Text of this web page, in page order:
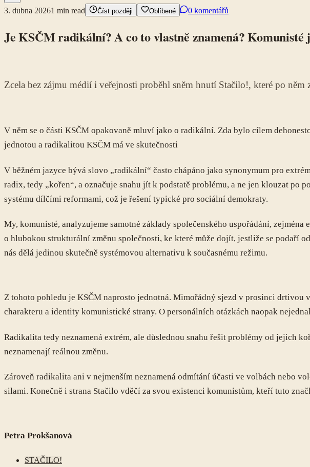
3. dubna 20261 min read Číst později Oblíbené 0 komentářů
Je KSČM radikální? A co to vlastně znamená? Komunisté
Zcela bez zájmu médií i veřejnosti proběhl sněm hnutí Stačilo!, které po něm
V něm se o části KSČM opakovaně mluví jako o radikální. Zda bylo cílem
jednotou a radikalitou KSČM má ve skutečnosti
V běžném jazyce bývá slovo „radikální“ často chápáno jako synonymum pro
radix, tedy „kořen“, a označuje snahu jít k podstatě problému, a ne jen klouzat
systému dílčími reformami, což je řešení typické pro sociální demokraty.
My, komunisté, analyzujeme samotné základy společenského uspořádání,
o hlubokou strukturální změnu společnosti, ke které může dojít, jestliže se podaří
nás dělá jedinou skutečně systémovou alternativu k současnému režimu.
Z tohoto pohledu je KSČM naprosto jednotná. Mimořádný sjezd v prosinci
charakteru a identity komunistické strany. O personálních otázkách naopak
Radikalita tedy neznamená extrém, ale důslednou snahu řešit problémy od jejich
neznamenají reálnou změnu.
Zároveň radikalita ani v nejmenším neznamená odmítání účasti ve volbách nebo
silami. Konečně i strana Stačilo vděčí za svou existenci komunistům, kteří tuto
Petra Prokšanová
STAČILO!